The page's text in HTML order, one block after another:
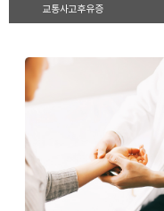
교통사고후유증